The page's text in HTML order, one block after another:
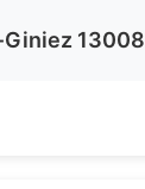
13008